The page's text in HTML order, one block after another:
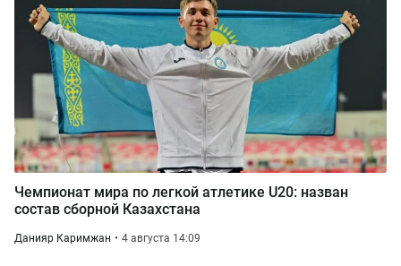
Чемпионат мира по легкой атлетике U20: назван
состав сборной Казахстана
Данияр Каримжан 4 августа 14:09